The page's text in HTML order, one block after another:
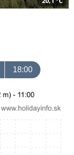
18:00